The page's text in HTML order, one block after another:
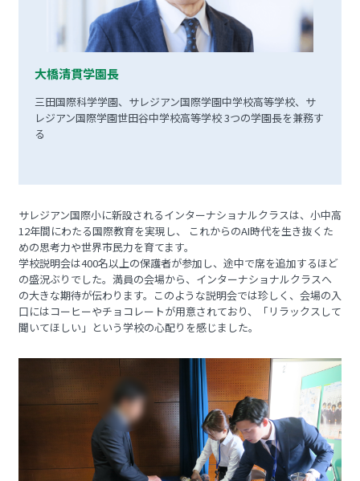
大橋清貫学園長
三田国際科学学園、サレジアン国際学園中学校高等学校、サ
レジアン国際学園世田谷中学校高等学校 3つの学園長を兼務す
る
サレジアン国際小に新設されるインターナショナルクラスは、小中高
12年間にわたる国際教育を実現し、 これからのAI時代を生き抜くた
めの思考力や世界市民力を育てます。
学校説明会は400名以上の保護者が参加し、途中で席を追加するほど
の盛況ぶりでした。満員の会場から、インターナショナルクラスへ
の大きな期待が伝わります。このような説明会では珍しく、会場の入
口にはコーヒーやチョコレートが用意されており、「リラックスして
聞いてほしい」という学校の心配りを感じました。